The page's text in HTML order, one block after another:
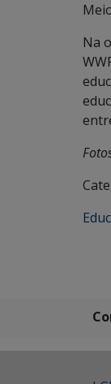
Na